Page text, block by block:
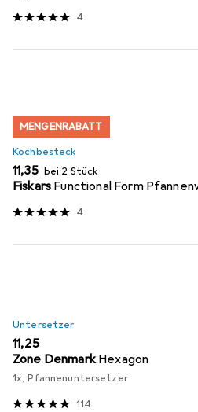
4
MENGENRABATT
Kochbesteck
EUR
11,35 bei 2 Stück
Fiskars Functional Form
4
Untersetzer
EUR
11,25
Zone Denmark Hexagon
1x, Pfannenuntersetzer
114